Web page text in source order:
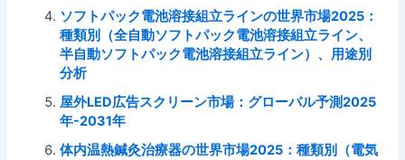
ソフトパック電池溶接組立ラインの世界市場2025：
種類別（全自動ソフトパック電池溶接組立ライン、
半自動ソフトパック電池溶接組立ライン）、用途別
分析
屋外LED広告スクリーン市場：グローバル予測2025
年-2031年
体内温熱鍼灸治療器の世界市場2025：種類別（電気